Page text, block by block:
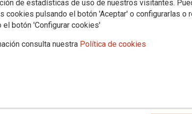
de estadísticas de uso de nuestros visitantes.
cookies pulsando el botón 'Aceptar' o configurarlas o
el botón 'Configurar cookies'
consulta nuestra Política de cookies